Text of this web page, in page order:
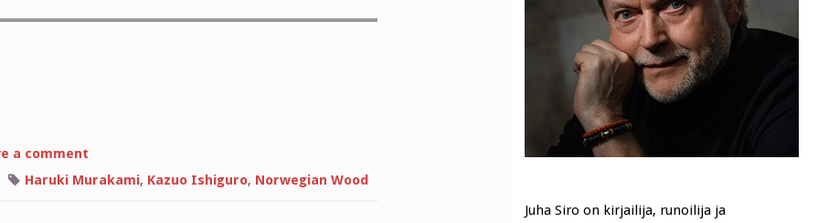
a commenton
valinta
Haruki Murakami, Kazuo Ishiguro, Norwegian Wood
Juha Siro on kirjailija, runoilija ja